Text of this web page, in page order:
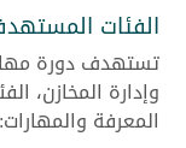
الفئات
تستهدف دورة
وإدارة المخازن،
المعرفة والمهارات: